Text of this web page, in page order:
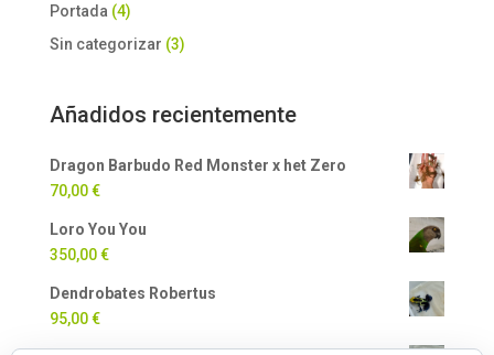
Portada (4)
Sin categorizar (3)
Añadidos recientemente
Dragon Barbudo Red Monster x het Zero
70,00€
Loro You You
350,00€
Dendrobates Robertus
95,00€